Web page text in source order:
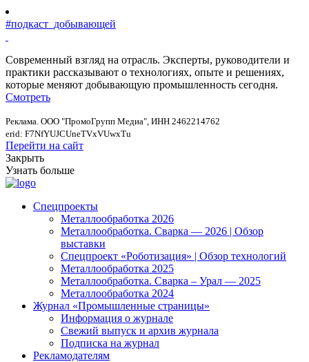
#подкаст_добывающей
Современный взгляд на отрасль. Эксперты, руководители и
практики рассказывают о технологиях, опыте и решениях,
которые меняют добывающую промышленность сегодня.
Смотреть
Реклама. ООО "ПромоГрупп Медиа", ИНН 2462214762
erid: F7NfYUJCUneTVxVUwxTu
Перейти на сайт
Закрыть
Узнать больше
Спецпроекты
Металлообработка 2026
Металлообработка. Сварка — 2026 | Обзор
выставки
Спецпроект «Роботизация» | Обзор технологий
Металлообработка 2025
Металлообработка. Сварка – Урал — 2025
Металлообработка 2024
Журнал «Промышленные страницы»
Информация о журнале
Свежий выпуск и архив журнала
Подписка на журнал
Рекламодателям